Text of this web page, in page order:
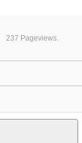
237 Pageviews.